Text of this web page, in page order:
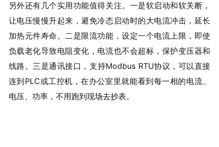
另外还有几个实用功能值得关注。一是软启动和软关断，
让电压慢慢升起来，避免冷态启动时的大电流冲击，延长
加热元件寿命。二是限流功能，设定一个电流上限，即使
负载老化导致电阻变化，电流也不会超标，保护变压器和
线路。三是通讯接口，支持Modbus RTU协议，可以直接
连到PLC或工控机，在办公室里就能看到每一相的电流、
电压、功率，不用跑到现场去抄表。